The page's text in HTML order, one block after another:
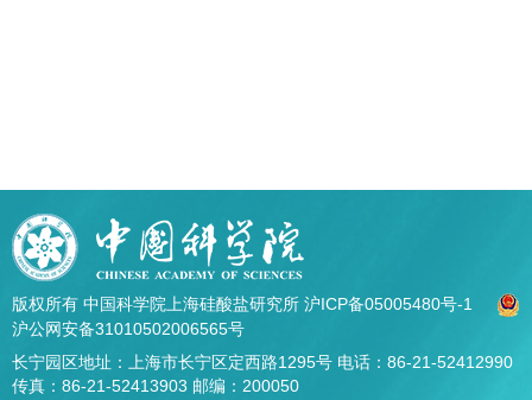
版权所有 中国科学院上海硅酸盐研究所 沪ICP备05005480号-1
沪公网安备31010502006565号
长宁园区地址：上海市长宁区定西路1295号 电话：86-21-52412990
传真：86-21-52413903 邮编：200050